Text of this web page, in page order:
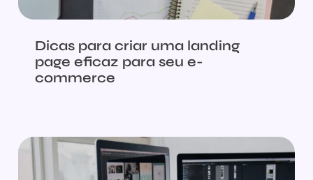
Dicas para criar uma landing
page eficaz para seu e-
commerce